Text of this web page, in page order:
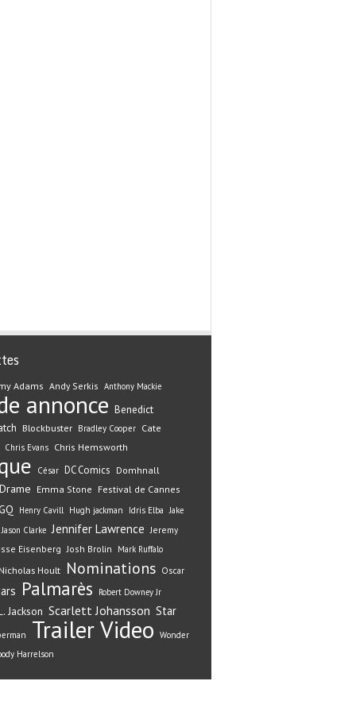
Adams Andy Serkis Anthony Mackie
annonce Benedict
Blockbuster Bradley Cooper Cate
Chris Evans Chris Hemsworth
César DC Comics Domhnall
Drame Emma Stone Festival de Cannes
Henry Cavill Hugh jackman Idris Elba
Jake
Jason Clarke Jennifer Lawrence Jeremy
Eisenberg Josh Brolin Mark Ruffalo
Nicholas Hoult Nominations Oscar
Palmarès Robert Downey Jr
Jackson Scarlett Johansson Star
TrailerVideo Wonder
Harrelson